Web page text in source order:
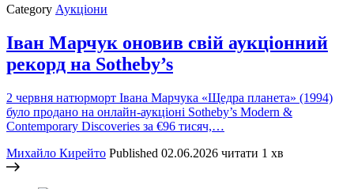
Category Аукціони
Іван Марчук оновив свій аукціонний
рекорд на Sotheby’s
2 червня натюрморт Івана Марчука «Щедра планета» (1994)
було продано на онлайн-аукціоні Sotheby’s Modern &
Contemporary Discoveries за €96 тисяч,…
Михайло Кирейто Published 02.06.2026 читати 1 хв